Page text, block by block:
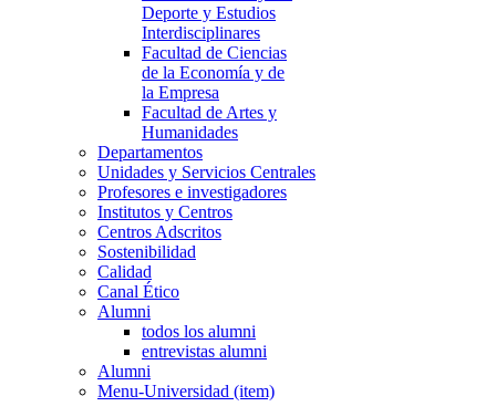
Deporte y Estudios
Interdisciplinares
Facultad de Ciencias
de la Economía y de
la Empresa
Facultad de Artes y
Humanidades
Departamentos
Unidades y Servicios Centrales
Profesores e investigadores
Institutos y Centros
Centros Adscritos
Sostenibilidad
Calidad
Canal Ético
Alumni
todos los alumni
entrevistas alumni
Alumni
Menu-Universidad (item)